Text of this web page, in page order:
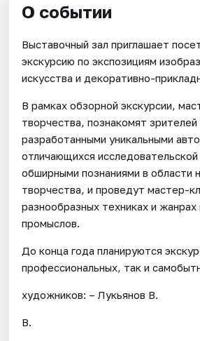
О событии
Выставочный зал приглашает
экскурсию по экспозициям
искусства и декоративно-
В рамках обзорной экскурсии,
творчества, познакомят зрителей
разработанными уникальными
отличающихся
обширными познаниями в области
творчества, и проведут мастер-
разнообразных техниках и
промыслов.
До конца года планируются
профессиональных, так и
художников: – Лукьянов В.
В.